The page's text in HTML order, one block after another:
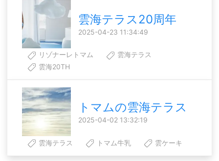
雲海テラス20周年
2025-04-23 11:34:49
リゾナーレトマム
雲海テラス
雲海20TH
トマムの雲海テラス
2025-04-02 13:32:19
雲海テラス トマム牛乳 雲ケーキ